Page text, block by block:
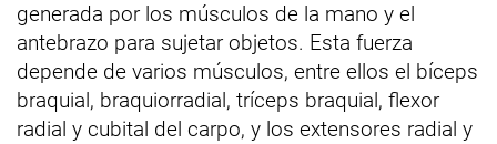
generada por los músculos de la mano y el
antebrazo para sujetar objetos. Esta fuerza
depende de varios músculos, entre ellos el bíceps
braquial, braquiorradial, tríceps braquial, flexor
radial y cubital del carpo, y los extensores radial y